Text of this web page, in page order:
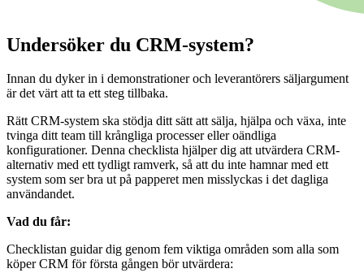
Undersöker du CRM-system?
Innan du dyker in i demonstrationer och leverantörers säljargument
är det värt att ta ett steg tillbaka.
Rätt CRM-system ska stödja ditt sätt att sälja, hjälpa och växa, inte
tvinga ditt team till krångliga processer eller oändliga
konfigurationer. Denna checklista hjälper dig att utvärdera CRM-
alternativ med ett tydligt ramverk, så att du inte hamnar med ett
system som ser bra ut på papperet men misslyckas i det dagliga
användandet.
Vad du får:
Checklistan guidar dig genom fem viktiga områden som alla som
köper CRM för första gången bör utvärdera: